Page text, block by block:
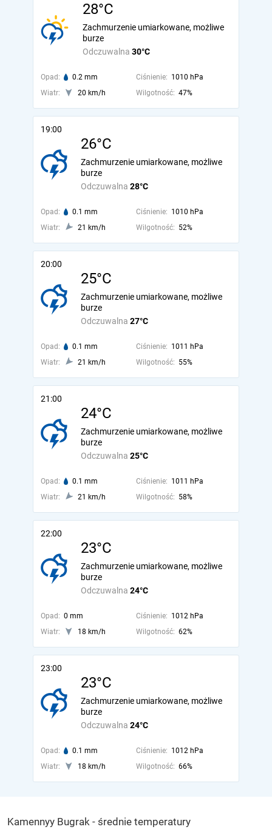
28°C
Odczuwalna 30°C
Zachmurzenie umiarkowane, możliwe
burze
Opad: 0.2 mm Ciśnienie: 1010 hPa
Wiatr:
20 km/h Wilgotność: 47%
19:00
26°C
Odczuwalna 28°C
Zachmurzenie umiarkowane, możliwe
burze
Opad: 0.1 mm Ciśnienie: 1010 hPa
Wiatr:
21 km/h Wilgotność: 52%
20:00
25°C
Odczuwalna 27°C
Zachmurzenie umiarkowane, możliwe
burze
Opad: 0.1 mm Ciśnienie: 1011 hPa
Wiatr:
21 km/h Wilgotność: 55%
21:00
24°C
Odczuwalna 25°C
Zachmurzenie umiarkowane, możliwe
burze
Opad: 0.1 mm Ciśnienie: 1011 hPa
Wiatr:
21 km/h Wilgotność: 58%
22:00
23°C
Odczuwalna 24°C
Zachmurzenie umiarkowane, możliwe
burze
Opad: 0 mm Ciśnienie: 1012 hPa
Wiatr:
18 km/h Wilgotność: 62%
23:00
23°C
Odczuwalna 24°C
Zachmurzenie umiarkowane, możliwe
burze
Opad: 0.1 mm Ciśnienie: 1012 hPa
Wiatr:
18 km/h Wilgotność: 66%
Kamennyy Bugrak - średnie temperatury